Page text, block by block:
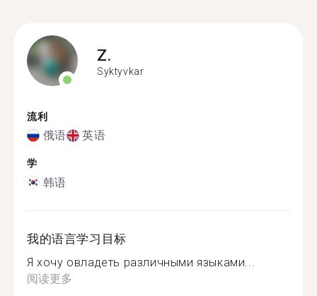
Z.
Syktyvkar
流利
俄语 英语
学
韩语
我的语言学习目标
Я хочу овладеть различными языками...
阅读更多